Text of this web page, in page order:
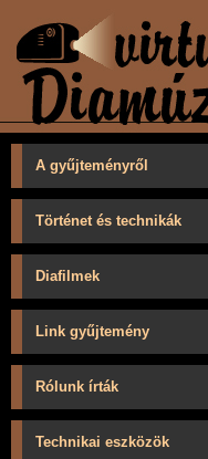
A gyűjteményről
Történet és technikák
Diafilmek
Link gyűjtemény
Rólunk írták
Technikai eszközök